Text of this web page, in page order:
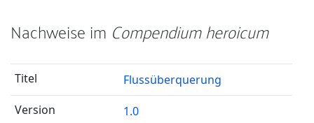
Nachweise im Compendium heroicum
Flussüberquerung
1.0